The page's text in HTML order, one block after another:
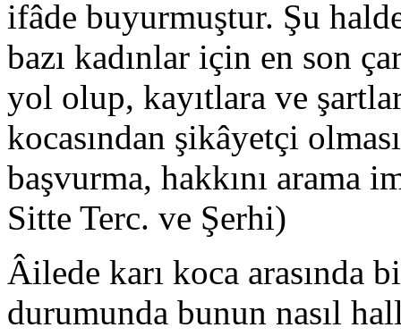
ifâde buyurmuştur. Şu
bazı kadınlar için en son
yol olup, kayıtlara ve
kocasından şikâyetçi
başvurma, hakkını arama
Sitte Terc. ve Şerhi)
Âilede karı koca arasında
durumunda bunun nasıl